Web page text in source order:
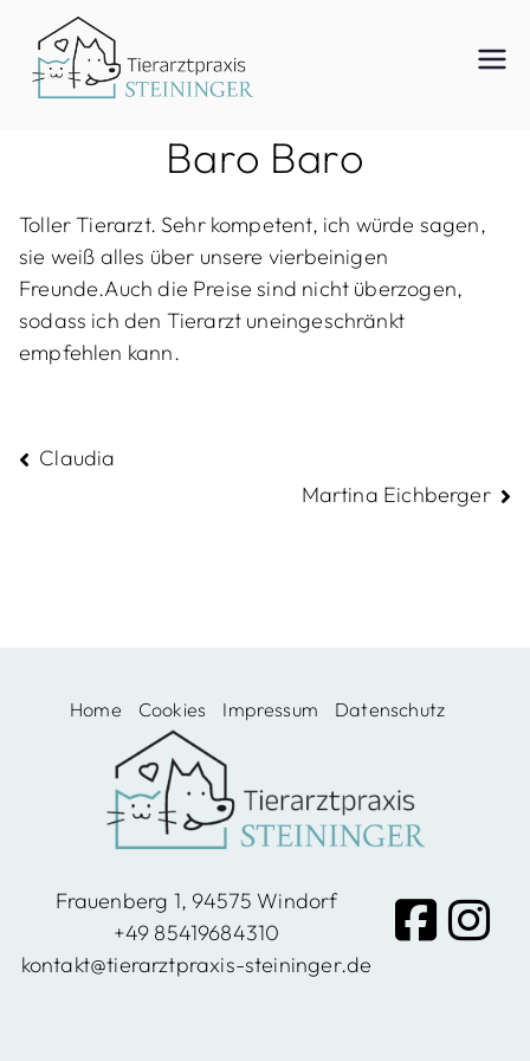
Inhalt
springen
ztpraxi
s
ger
rf,
Vilshof
en
Baro Baro
Toller Tierarzt. Sehr kompetent, ich würde sagen,
sie weiß alles über unsere vierbeinigen
Freunde.Auch die Preise sind nicht überzogen,
sodass ich den Tierarzt uneingeschränkt
empfehlen kann.
Beitragsnavigation
Claudia
Martina Eichberger
Home Cookies Impressum Datenschutz
Frauenberg 1, 94575 Windorf
+49 85419684310
kontakt@tierarztpraxis-steininger.de